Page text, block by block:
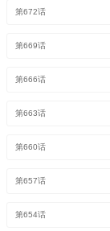
第672话
第669话
第666话
第663话
第660话
第657话
第654话